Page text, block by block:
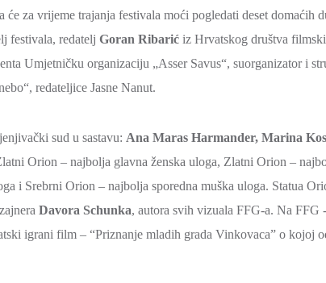
za vrijeme trajanja festivala moći pogledati deset domaćih
festivala, redatelj Goran Ribarić iz Hrvatskog društva
Umjetničku organizaciju „Asser Savus“, suorganizator i
redateljice Jasne Nanut.
sud u sastavu: Ana Maras Harmander, Marina
Orion – najbolja glavna ženska uloga, Zlatni Orion –
i Srebrni Orion – najbolja sporedna muška uloga. Statua
Davora Schunka, autora svih vizuala FFG-a. Na FFG
igrani film – “Priznanje mladih grada Vinkovaca” o kojoj